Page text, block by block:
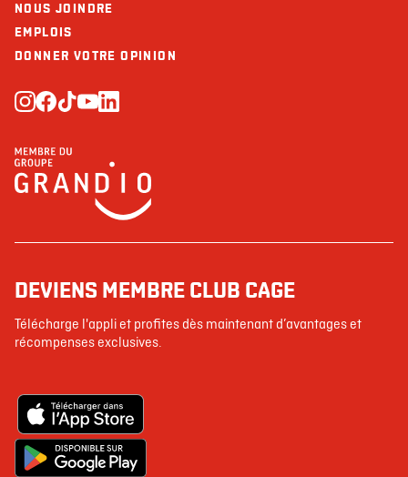
NOUS JOINDRE
EMPLOIS
DONNER VOTRE OPINION
DEVIENS MEMBRE CLUB CAGE
Télécharge l'appli et profites dès maintenant d’avantages et
récompenses exclusives.